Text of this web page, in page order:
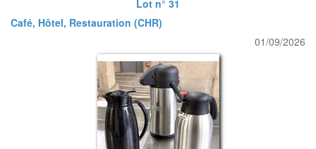
Lot n° 31
Café, Hôtel, Restauration (CHR)
01/09/2026